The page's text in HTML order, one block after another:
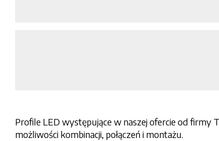
Profile LED występujące w naszej ofercie od firmy
możliwości kombinacji, połączeń i montażu.